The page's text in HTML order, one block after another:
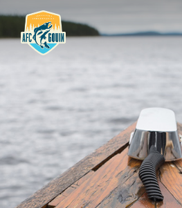
L'AIRE FAUNIQUE COMMUNAUTAIRE
RESSOURCES
AUTORISATION DE PÊCHE